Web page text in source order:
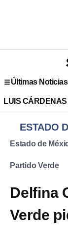
Últimas Noticias
LUIS
ESTADO
Estado de
Partido Verde
Delfina
Verde